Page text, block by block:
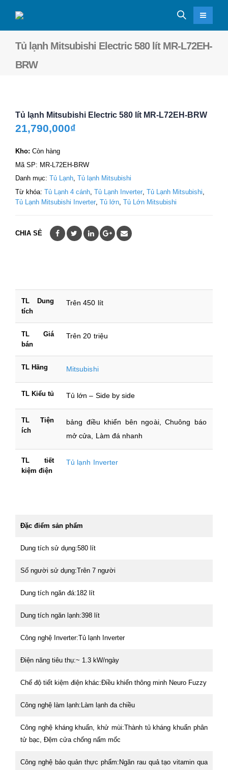
Tủ lạnh Mitsubishi Electric 580 lít MR-L72EH-
BRW
Tủ lạnh Mitsubishi Electric 580 lít MR-L72EH-BRW
21,790,000₫
Kho: Còn hàng
Mã SP: MR-L72EH-BRW
Danh mục: Tủ Lạnh, Tủ lạnh Mitsubishi
Từ khóa: Tủ Lạnh 4 cánh Tủ Lạnh Inverter Tủ Lạnh Mitsubishi
Tủ Lạnh Mitsubishi Inverter Tủ lớn Tủ Lớn Mitsubishi
CHIA SẺ
TL Dung
tích
Trên 450 lít
TL Giá
bán
Trên 20 triệu
TL Hãng Mitsubishi
TL Kiểu tủ Tủ lớn – Side by side
TL Tiện
ích
bảng điều khiển bên ngoài, Chuông báo
mở cửa, Làm đá nhanh
TL tiết
kiệm điện
Tủ lạnh Inverter
Đặc điểm sản phẩm
Dung tích sử dụng:580 lít
Số người sử dụng:Trên 7 người
Dung tích ngăn đá:182 lít
Dung tích ngăn lạnh:398 lít
Công nghệ Inverter:Tủ lạnh Inverter
Điện năng tiêu thụ:~ 1.3 kW/ngày
Chế độ tiết kiệm điện khác:Điều khiển thông minh Neuro Fuzzy
Công nghệ làm lạnh:Làm lạnh đa chiều
Công nghệ kháng khuẩn, khử mùi:Thành tủ kháng khuẩn phân
tử bạc, Đệm cửa chống nấm mốc
Công nghệ bảo quản thực phẩm:Ngăn rau quả tạo vitamin qua